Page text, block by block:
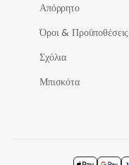
Απόρρητο
Όροι & Προϋποθέσεις
Σχόλια
Μπισκότα